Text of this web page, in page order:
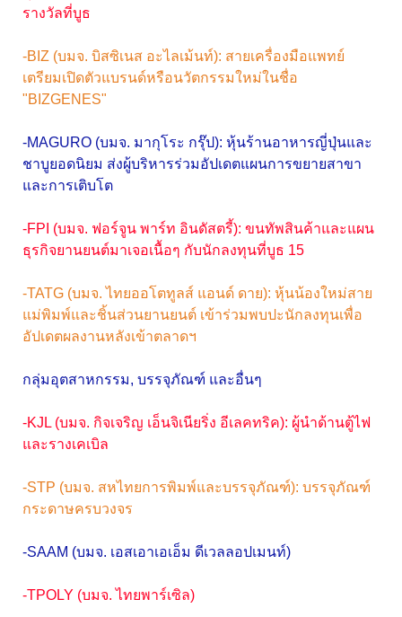
รางวัลที่บูธ
-BIZ (บมจ. บิสซิเนส อะไลเม้นท์): สายเครื่องมือแพทย์
เตรียมเปิดตัวแบรนด์หรือนวัตกรรมใหม่ในชื่อ
"BIZGENES"
-MAGURO (บมจ. มากุโระ กรุ๊ป): หุ้นร้านอาหารญี่ปุ่นและ
ชาบูยอดนิยม ส่งผู้บริหารร่วมอัปเดตแผนการขยายสาขา
และการเติบโต
-FPI (บมจ. ฟอร์จูน พาร์ท อินดัสตรี้): ขนทัพสินค้าและแผน
ธุรกิจยานยนต์มาเจอเนื้อๆ กับนักลงทุนที่บูธ 15
-TATG (บมจ. ไทยออโตทูลส์ แอนด์ ดาย): หุ้นน้องใหม่สาย
แม่พิมพ์และชิ้นส่วนยานยนต์ เข้าร่วมพบปะนักลงทุนเพื่อ
อัปเดตผลงานหลังเข้าตลาดฯ
กลุ่มอุตสาหกรรม, บรรจุภัณฑ์ และอื่นๆ
-KJL (บมจ. กิจเจริญ เอ็นจิเนียริ่ง อีเลคทริค): ผู้นำด้านตู้ไฟ
และรางเคเบิล
-STP (บมจ. สหไทยการพิมพ์และบรรจุภัณฑ์): บรรจุภัณฑ์
กระดาษครบวงจร
-SAAM (บมจ. เอสเอาเอเอ็ม ดีเวลลอปเมนท์)
-TPOLY (บมจ. ไทยพาร์เซิล)